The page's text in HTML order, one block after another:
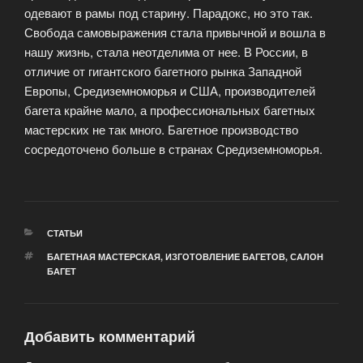
одевают в рамы под старину. Парадокс, но это так.
Свобода самовыражения стала привычной и вошла в
нашу жизнь, стала неотделима от нее. В России, в
отличие от гигантского багетного рынка Западной
Европы, Средиземноморья и США, производителей
багета крайне мало, а профессиональных багетных
мастерских не так много. Багетное производство
сосредоточено больше в странах Средиземноморья.
РУБРИКИ
СТАТЬИ
МЕТКИ
БАГЕТНАЯ МАСТЕРСКАЯ, ИЗГОТОВЛЕНИЕ БАГЕТОВ, САЛОН
БАГЕТ
Добавить комментарий